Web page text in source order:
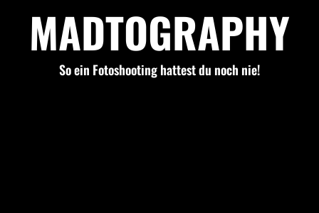
MADTOGRAPHY
So ein Fotoshooting hattest du noch nie!